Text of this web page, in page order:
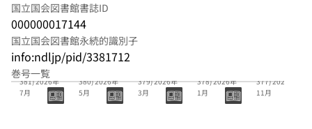
国立国会図書館書誌ID
000000017144
国立国会図書館永続的識別子
info:ndljp/pid/3381712
巻号一覧
75巻4号(通号
381) 2026年
7月
380) 2026年
5月
379) 2026年
3月
378) 2026年
1月
377) 2025年
11月